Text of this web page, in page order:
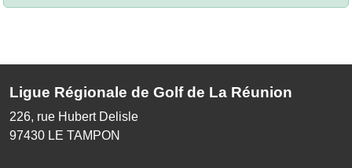
Ligue Régionale de Golf de La Réunion
226, rue Hubert Delisle
97430 LE TAMPON